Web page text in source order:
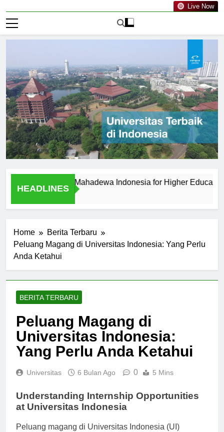
Live Now
HEADLINES
PGRI Mahadewa Indonesia for Higher Education?
Home
Berita Terbaru
Peluang Magang di Universitas Indonesia: Yang Perlu
Anda Ketahui
BERITA TERBARU
Peluang Magang di
Universitas Indonesia:
Yang Perlu Anda Ketahui
Universitas 6 Bulan Ago 0 5 Mins
Understanding Internship Opportunities
at Universitas Indonesia
Peluang magang di Universitas Indonesia (UI)